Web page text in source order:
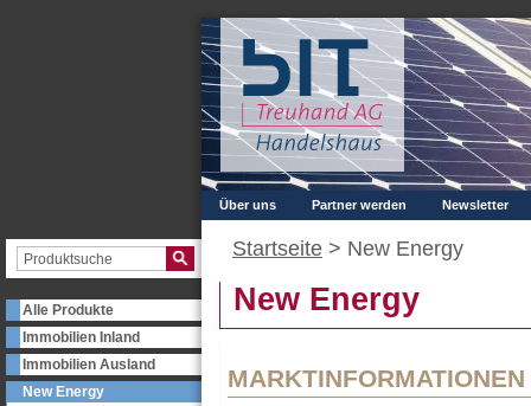
Alle Produkte
Immobilien Inland
Immobilien Ausland
New Energy
Über uns Partner werden Newsletter
Startseite > New Energy
New Energy
MARKTINFORMATIONEN